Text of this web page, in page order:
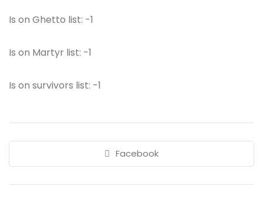
Is on Ghetto list: -1
Is on Martyr list: -1
Is on survivors list: -1
Facebook